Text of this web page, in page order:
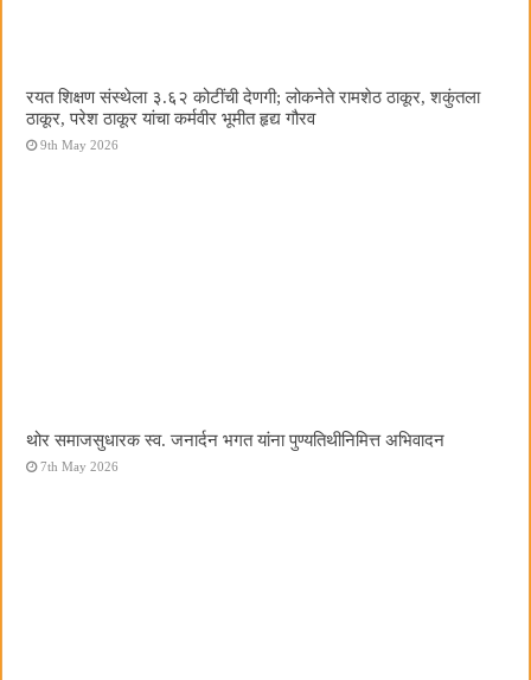
रयत शिक्षण संस्थेला ३.६२ कोटींची देणगी; लोकनेते रामशेठ ठाकूर, शकुंतला
ठाकूर, परेश ठाकूर यांचा कर्मवीर भूमीत हृद्य गौरव
9th May 2026
थोर समाजसुधारक स्व. जनार्दन भगत यांना पुण्यतिथीनिमित्त अभिवादन
7th May 2026